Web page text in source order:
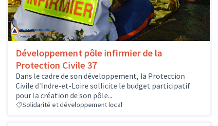
Développement pôle infirmier de la
Protection Civile 37
Dans le cadre de son développement, la Protection
Civile d'Indre-et-Loire sollicite le budget participatif
pour la création de son pôle...
Solidarité et développement local